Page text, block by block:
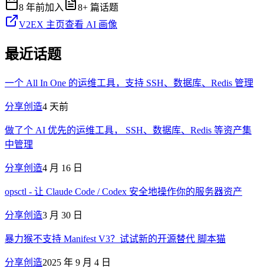
8 年前加入 8+ 篇话题
V2EX 主页查看 AI 画像
最近话题
一个 All In One 的运维工具，支持 SSH、数据库、Redis 管理
分享创造4 天前
做了个 AI 优先的运维工具， SSH、数据库、Redis 等资产集
中管理
分享创造4 月 16 日
opsctl - 让 Claude Code / Codex 安全地操作你的服务器资产
分享创造3 月 30 日
暴力猴不支持 Manifest V3？试试新的开源替代 脚本猫
分享创造2025 年 9 月 4 日